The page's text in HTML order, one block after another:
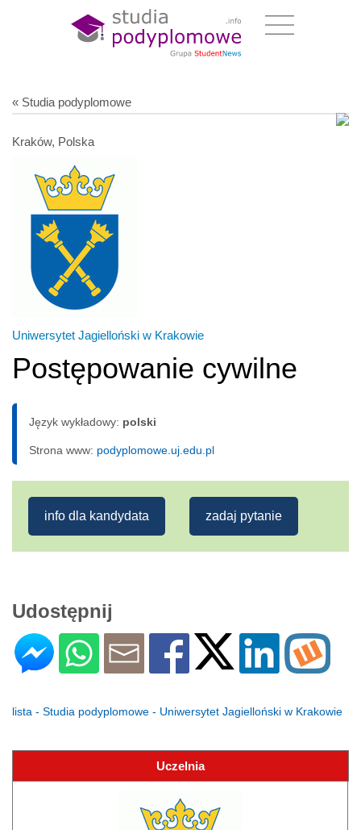
« Studia podyplomowe
Kraków, Polska
Uniwersytet Jagielloński w Krakowie
Postępowanie cywilne
Język wykładowy: polski
Strona www: podyplomowe.uj.edu.pl
info dla kandydata zadaj pytanie
Udostępnij
lista - Studia podyplomowe - Uniwersytet Jagielloński w Krakowie
Uczelnia